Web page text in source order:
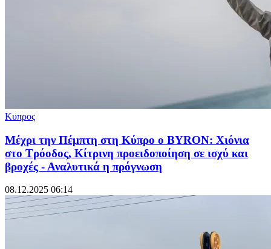
Κυπρος
Μέχρι την Πέμπτη στη Κύπρο ο BYRON: Χιόνια
στο Τρόοδος, Κίτρινη προειδοποίηση σε ισχύ και
βροχές - Αναλυτικά η πρόγνωση
08.12.2025 06:14